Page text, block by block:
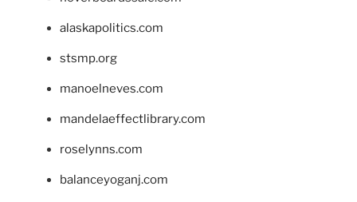
alaskapolitics.com
stsmp.org
manoelneves.com
mandelaeffectlibrary.com
roselynns.com
balanceyoganj.com